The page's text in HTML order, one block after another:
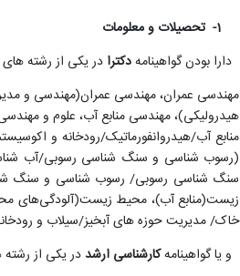
دارا بودن گواهینامهدکترا در یکی از رشته
مهندسی عمران، مهندسی عمران(مهندسی و
هیدرولیکی)، مهندسی منابع آب، علوم و
منابع آب/هیدروانفورماتیک/رودخانه و
(رسوب شناسی و سنگ شناسی رسوبی/آب
سنگ شناسی رسوبی/ رسوب شناسی و سنگ
زیست(منابع آب)، محیط زیست(آلودگی‌های
خاک/ مدیریت حوزه های آبخیز/سیلاب و
و یا گواهینامهکارشناسی ارشددر یکی از